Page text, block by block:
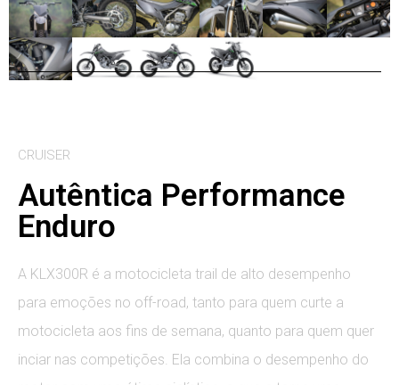
CRUISER
Autêntica Performance
Enduro
A KLX300R é a motocicleta trail de alto desempenho
para emoções no off-road, tanto para quem curte a
motocicleta aos fins de semana, quanto para quem quer
inciar nas competições. Ela combina o desempenho do